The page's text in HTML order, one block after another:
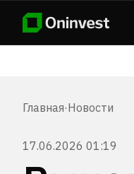
Главная·Новости
17.06.2026 01:19